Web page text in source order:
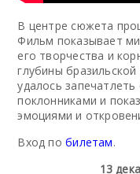
В центре сюжета
Фильм показывает
его творчества и
глубины
удалось
поклонниками и
эмоциями и
Вход побилетам.
13